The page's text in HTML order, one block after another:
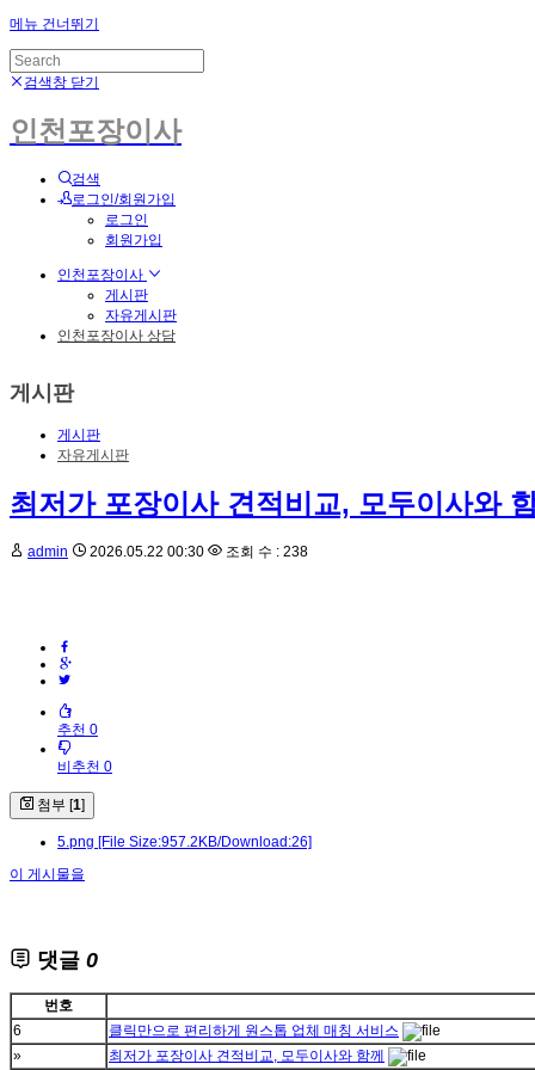
메뉴 건너뛰기
검색창 닫기
인천포장이사
검색
로그인/회원가입
로그인
회원가입
인천포장이사
게시판
자유게시판
인천포장이사 상담
게시판
게시판
자유게시판
최저가 포장이사 견적비교, 모두이사와
admin 2026.05.22 00:30 조회 수 : 238
추천 0
비추천 0
첨부 [1]
5.png [File Size:957.2KB/Download:26]
이 게시물을
댓글 0
번호
6
클릭만으로 편리하게 원스톱 업체 매칭 서비스
»
최저가 포장이사 견적비교, 모두이사와 함께